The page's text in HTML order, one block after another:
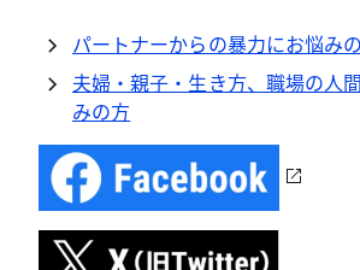
パートナーからの暴力にお悩み
夫婦・親子・生き方、職場の人
みの方